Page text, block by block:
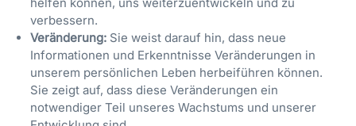
helfen können, uns weiterzuentwickeln und zu
verbessern.
Veränderung: Sie weist darauf hin, dass neue
Informationen und Erkenntnisse Veränderungen in
unserem persönlichen Leben herbeiführen können.
Sie zeigt auf, dass diese Veränderungen ein
notwendiger Teil unseres Wachstums und unserer